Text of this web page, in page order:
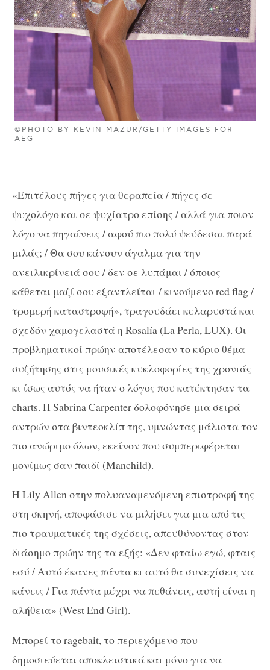
©PHOTO BY KEVIN MAZUR/GETTY IMAGES FOR
AEG
«Επιτέλους πήγες για θεραπεία / πήγες σε
ψυχολόγο και σε ψυχίατρο επίσης / αλλά για ποιον
λόγο να πηγαίνεις / αφού πιο πολύ ψεύδεσαι παρά
μιλάς; / Θα σου κάνουν άγαλμα για την
ανειλικρίνειά σου / δεν σε λυπάμαι / όποιος
κάθεται μαζί σου εξαντλείται / κινούμενο red flag /
τρομερή καταστροφή», τραγουδάει κελαρυστά και
σχεδόν χαμογελαστά η Rosalía (La Perla, LUX). Οι
προβληματικοί πρώην αποτέλεσαν το κύριο θέμα
συζήτησης στις μουσικές κυκλοφορίες της χρονιάς
κι ίσως αυτός να ήταν ο λόγος που κατέκτησαν τα
charts. Η Sabrina Carpenter δολοφόνησε μια σειρά
αντρών στα βιντεοκλίπ της, υμνώντας μάλιστα τον
πιο ανώριμο όλων, εκείνον που συμπεριφέρεται
μονίμως σαν παιδί (Manchild).
Η Lily Allen στην πολυαναμενόμενη επιστροφή της
στη σκηνή, αποφάσισε να μιλήσει για μια από τις
πιο τραυματικές της σχέσεις, απευθύνοντας στον
διάσημο πρώην της τα εξής: «Δεν φταίω εγώ, φταις
εσύ / Αυτό έκανες πάντα κι αυτό θα συνεχίσεις να
κάνεις / Για πάντα μέχρι να πεθάνεις, αυτή είναι η
αλήθεια» (West End Girl).
Μπορεί το ragebait, το περιεχόμενο που
δημοσιεύεται αποκλειστικά και μόνο για να